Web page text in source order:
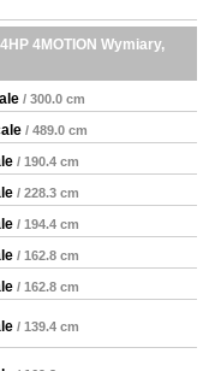
4MOTION Wymiary,
/ 300.0 cm
/ 489.0 cm
/ 190.4 cm
/ 228.3 cm
/ 194.4 cm
/ 162.8 cm
/ 162.8 cm
/ 139.4 cm